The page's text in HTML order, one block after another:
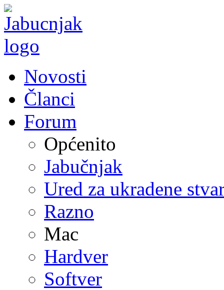
Novosti
Članci
Forum
Općenito
Jabučnjak
Ured za ukradene
Razno
Mac
Hardver
Softver